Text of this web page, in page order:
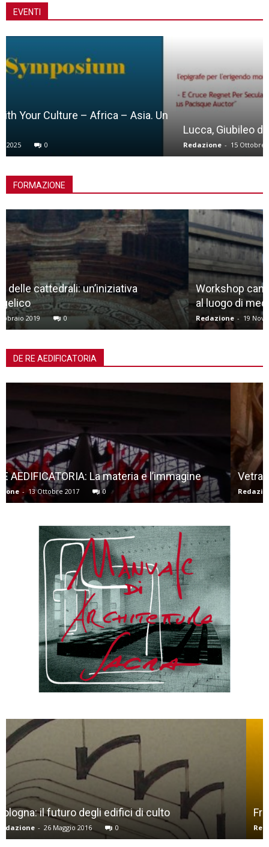
EVENTI
Redazione
FORMAZIONE
Workshop canPo: dalla natura allo spazio liminale,
al luogo di meditazione
Redazione - 19 Novembre 2018
DE RE AEDIFICATORIA
Vetrate: DERIX
Redazione - 13 Ottobre 2017 0
Frate Sole, Premio Europeo 2017 per tesi di laurea
Redazione - 4 Luglio 2017